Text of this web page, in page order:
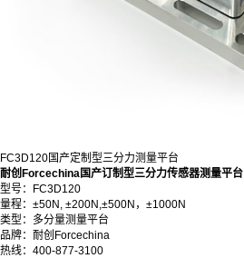
FC3D120国产定制型三分力测量平台
耐创Forcechina国产订制型三分力传感器测量平台
型号：FC3D120
量程： ±50N, ±200N,±500N，±1000N
类型：多分量测量平台
品牌：耐创Forcechina
热线：400-877-3100